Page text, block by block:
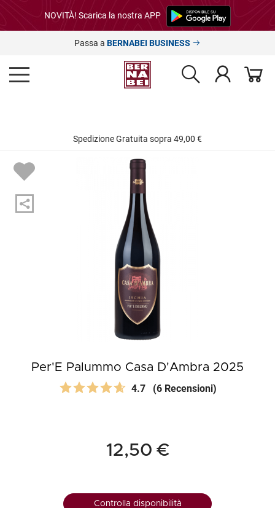
NOVITÀ! Scarica la nostra APP
Passa a BERNABEI BUSINESS
Spedizione Gratuita sopra 49,00 €
Per'E Palummo Casa D'Ambra 2025
4.7 (6 Recensioni)
12,50 €
Controlla disponibilità